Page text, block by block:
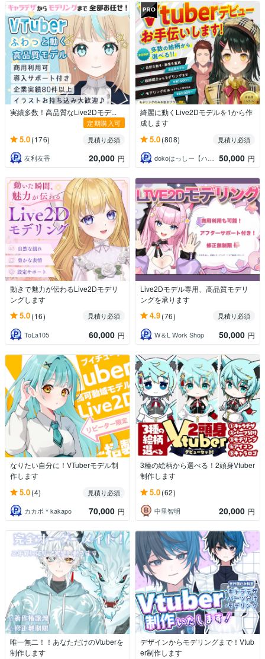
実績多数！高品質なLive2Dモデ...
定期購入可
5.0(176)
見積り必須
友利友香
20,000 円
綺麗に動くLive2Dモデルを1から作
成します
5.0(808)
見積り必須
dokoはっしー【ハシビロッコ】
50,000 円
動きで魅力が伝わるLive2Dモデリ
ングします
5.0(16)
見積り必須
ToLa105
60,000 円
Live2Dモデル専用、高品質モデリ
ングを承ります
4.9(76)
見積り必須
W＆L Work Shop
50,000 円
なりたい自分に！VTuberモデル制
作します
5.0(4)
見積り必須
カカポ＊kakapo
70,000 円
3種の絵柄から選べる！2頭身Vtuber
制作します
5.0(62)
中里智明 20,000 円
唯一無二！！あなただけのVtuberを
制作します
デザインからモデリングまで！Vtub
er制作します